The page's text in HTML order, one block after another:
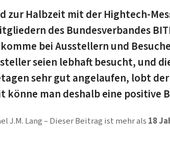
zur Halbzeit mit der Hightech-
des Bundesverbandes
bei Ausstellern und
seien lebhaft besucht, und
sehr gut angelaufen, lobt
könne man deshalb eine positive
J.M. Lang Dieser Beitrag ist mehr als 18